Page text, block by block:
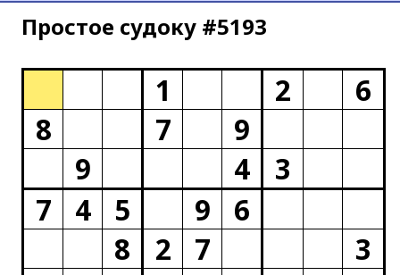
Простое cудоку #5193
1 2
6
8
7
9
9
4
3
7
4 5 9
6
8
2 7
3